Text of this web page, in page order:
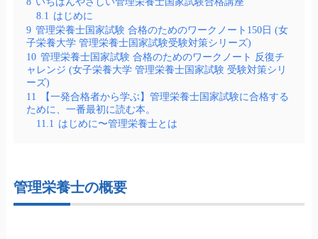
8.1 はじめに
9 管理栄養士国家試験 合格のためのワークノート150日 (女
子栄養大学 管理栄養士国家試験受験対策シリーズ)
10 管理栄養士国家試験 合格のためのワークノート 反復チ
ャレンジ (女子栄養大学 管理栄養士国家試験 受験対策シリ
ーズ)
11
【一発合格者から学ぶ】管理栄養士国家試験に合格する
ために、一番最初に読む本。
11.1 はじめに〜管理栄養士とは
管理栄養士の概要